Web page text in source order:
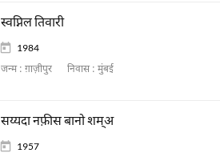
स्वप्निल तिवारी
1984
जन्म : ग़ाज़ीपुर निवास : मुंबई
सय्यदा नफ़ीस बानो शम्अ
1957